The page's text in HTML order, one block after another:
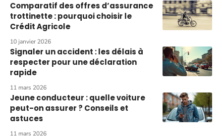
Comparatif des offres d’assurance
trottinette : pourquoi choisir le
Crédit Agricole
10 janvier 2026
Signaler un accident : les délais à
respecter pour une déclaration
rapide
11 mars 2026
Jeune conducteur : quelle voiture
peut-on assurer ? Conseils et
astuces
11 mars 2026